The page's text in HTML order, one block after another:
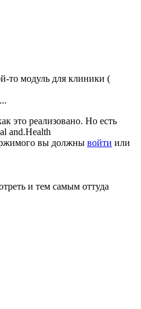
то модуль для клиники (
это реализовано. Но есть
and.Health
вы должны войти или
и тем самым оттуда